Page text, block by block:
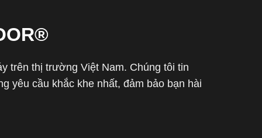
trên thị trường Việt Nam. Chúng tôi tin
yêu cầu khắc khe nhất, đảm bảo bạn hài